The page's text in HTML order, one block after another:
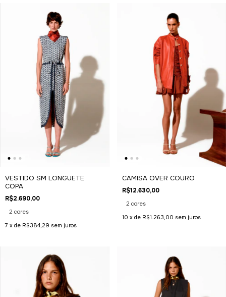
VESTIDO SM LONGUETE
COPA
R$2.690,00
2 cores
7 x de R$384,29 sem juros
CAMISA OVER COURO
R$12.630,00
2 cores
10 x de R$1.263,00 sem juros